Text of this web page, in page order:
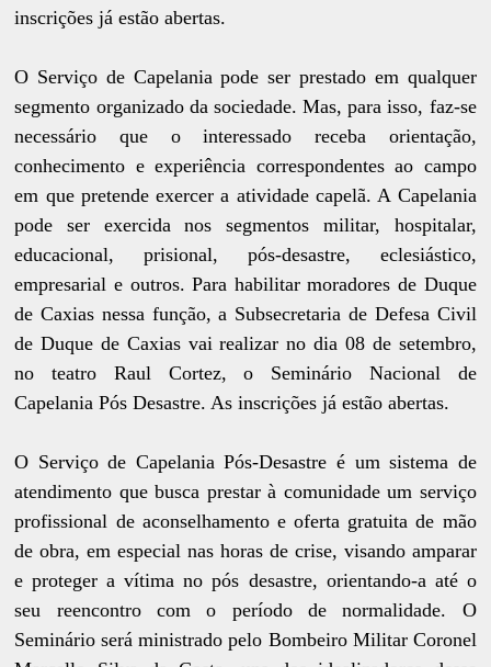
inscrições já estão abertas.
O Serviço de Capelania pode ser prestado em qualquer
segmento organizado da sociedade. Mas, para isso, faz-se
necessário que o interessado receba orientação,
conhecimento e experiência correspondentes ao campo
em que pretende exercer a atividade capelã. A Capelania
pode ser exercida nos segmentos militar, hospitalar,
educacional, prisional, pós-desastre, eclesiástico,
empresarial e outros. Para habilitar moradores de Duque
de Caxias nessa função, a Subsecretaria de Defesa Civil
de Duque de Caxias vai realizar no dia 08 de setembro,
no teatro Raul Cortez, o Seminário Nacional de
Capelania Pós Desastre. As inscrições já estão abertas.
O Serviço de Capelania Pós-Desastre é um sistema de
atendimento que busca prestar à comunidade um serviço
profissional de aconselhamento e oferta gratuita de mão
de obra, em especial nas horas de crise, visando amparar
e proteger a vítima no pós desastre, orientando-a até o
seu reencontro com o período de normalidade. O
Seminário será ministrado pelo Bombeiro Militar Coronel